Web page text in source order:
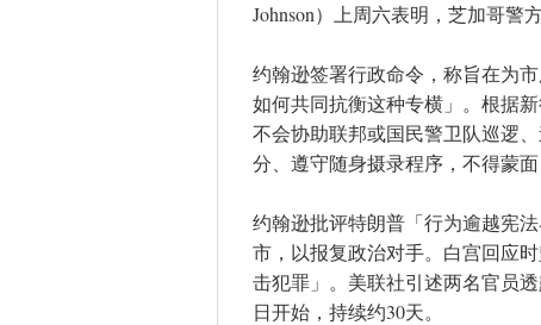
Johnson）上周六表明，芝加哥警
约翰逊签署行政命令，称旨在为
如何共同抗衡这种专横」。根据
不会协助联邦或国民警卫队巡逻
分、遵守随身摄录程序，不得蒙
约翰逊批评特朗普「行为逾越宪
市，以报复政治对手。白宫回应
击犯罪」。美联社引述两名官员
日开始，持续约30天。